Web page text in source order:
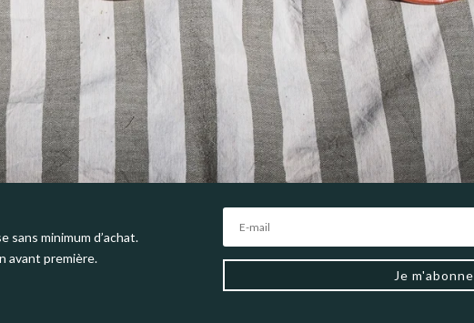
sans minimum d’achat.
avant première.
Je m'abonne